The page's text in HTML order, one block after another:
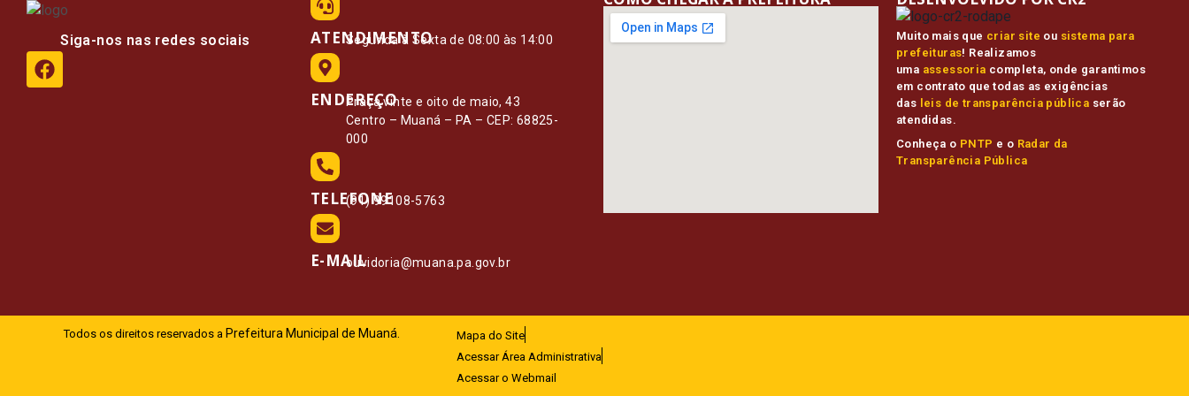
Siga-nos nas redes sociais ATENDIMENTO
Segunda à Sexta de 08:00 às 14:00
ENDEREÇO
Praça vinte e oito de maio, 43
Centro – Muaná – PA – CEP: 68825-
000
TELEFONE
(91) 99108-5763
E-MAILouvidoria@muana.pa.gov.br
Muito mais que criar site ou sistema para
prefeituras! Realizamos
uma assessoria completa, onde garantimos
em contrato que todas as exigências
das leis de transparência pública serão
atendidas.
Conheça o PNTP e o Radar da
Transparência Pública
Todos os direitos reservados a Prefeitura Municipal de Muaná.
Mapa do Site
Acessar Área Administrativa
Acessar o Webmail